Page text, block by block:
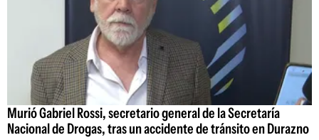
Murió Gabriel Rossi, secretario general de la Secretaría
Nacional de Drogas, tras un accidente de tránsito en Durazno